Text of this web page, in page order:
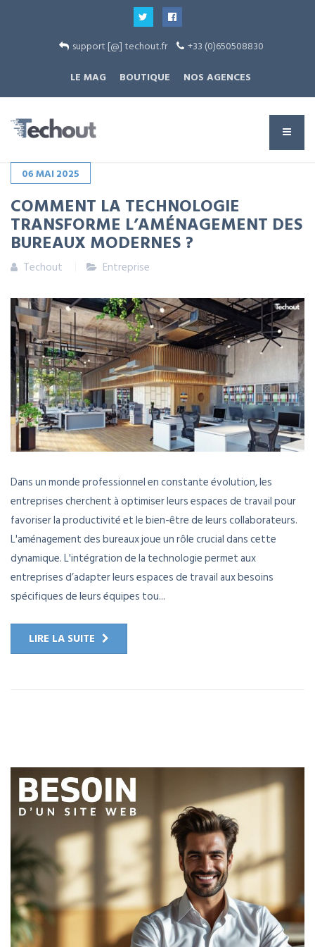
support [@] techout.fr
+33 (0)650508830
LE MAG
BOUTIQUE NOS AGENCES
06MAI 2025
COMMENT LA TECHNOLOGIE
TRANSFORME L’AMÉNAGEMENT DES
BUREAUX MODERNES ?
Techout Entreprise
Dans un monde professionnel en constante évolution, les
entreprises cherchent à optimiser leurs espaces de travail pour
favoriser la productivité et le bien-être de leurs collaborateurs.
L'aménagement des bureaux joue un rôle crucial dans cette
dynamique. L'intégration de la technologie permet aux
entreprises d’adapter leurs espaces de travail aux besoins
spécifiques de leurs équipes tou...
LIRE LA SUITE